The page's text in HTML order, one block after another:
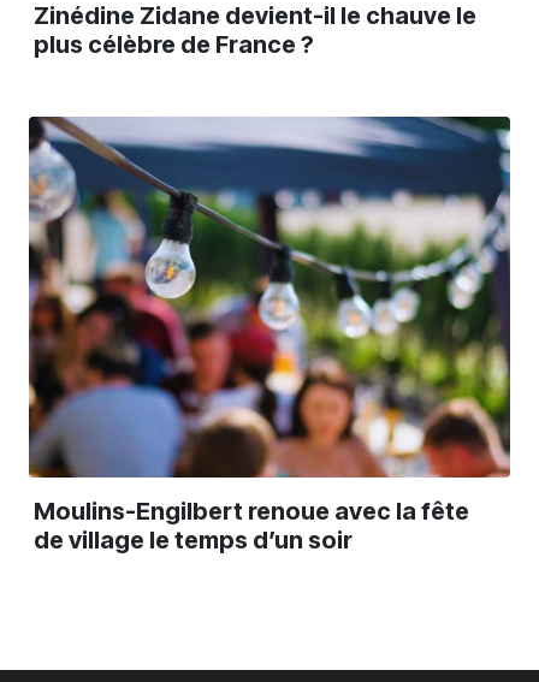
Zinédine Zidane devient-il le chauve le
plus célèbre de France ?
Moulins-Engilbert renoue avec la fête
de village le temps d’un soir